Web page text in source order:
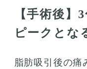
【手術後】
ピークとな
脂肪吸引後の痛